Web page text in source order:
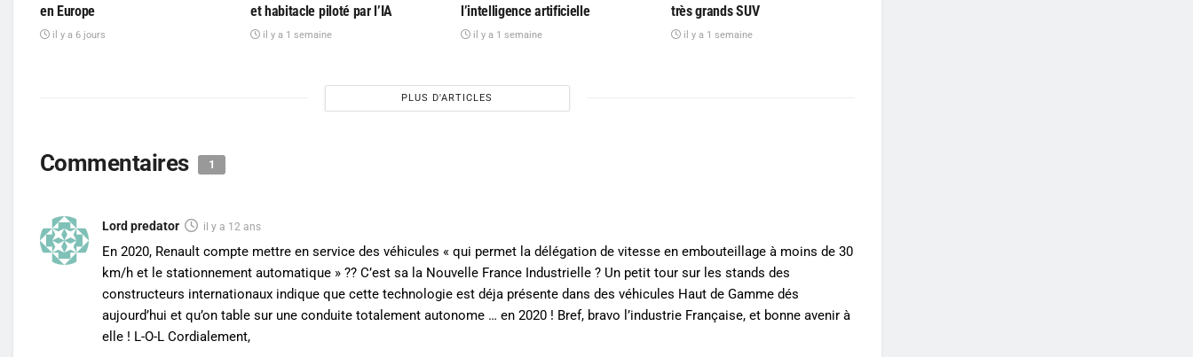
en Europe
il y a 6 jours
et habitacle piloté par l’IA
il y a 1 semaine
l’intelligence artificielle
il y a 1 semaine
très grands SUV
il y a 1 semaine
PLUS D'ARTICLES
Commentaires 1
Lord predator il y a 12 ans
En 2020, Renault compte mettre en service des véhicules « qui permet la délégation de vitesse en embouteillage à moins de 30
km/h et le stationnement automatique » ?? C’est sa la Nouvelle France Industrielle ? Un petit tour sur les stands des
constructeurs internationaux indique que cette technologie est déja présente dans des véhicules Haut de Gamme dés
aujourd’hui et qu’on table sur une conduite totalement autonome … en 2020 ! Bref, bravo l’industrie Française, et bonne avenir à
elle ! L-O-L Cordialement,